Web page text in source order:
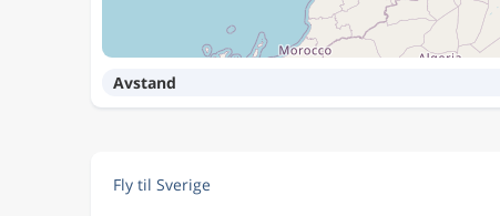
Avstand
Fly til Sverige